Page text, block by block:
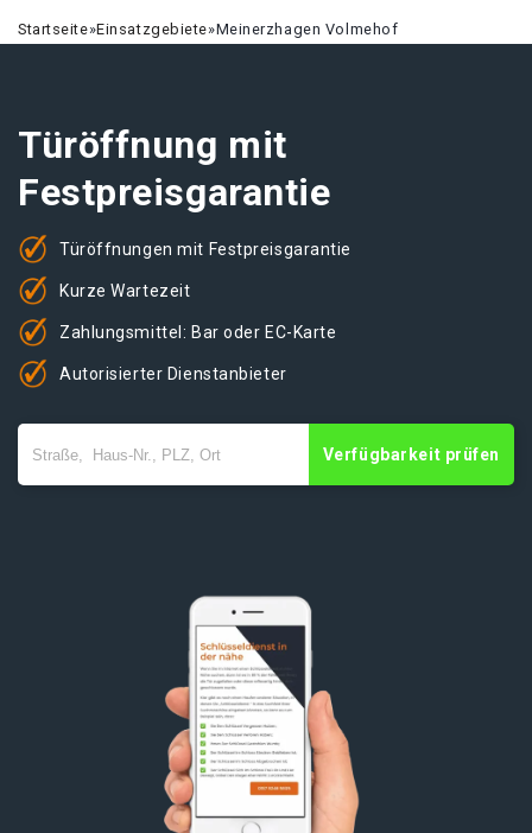
Startseite»Einsatzgebiete»Meinerzhagen Volmehof
Türöffnung mit
Festpreisgarantie
Türöffnungen mit Festpreisgarantie
Kurze Wartezeit
Zahlungsmittel: Bar oder EC-Karte
Autorisierter Dienstanbieter
Verfügbarkeit prüfen